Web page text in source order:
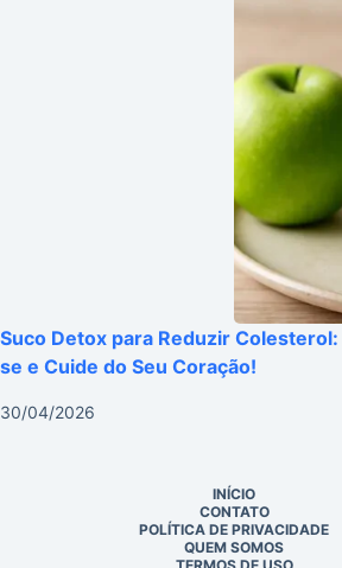
Suco Detox para Reduzir
se e Cuide do Seu Coração!
30/04/2026
INÍCIO
CONTATO
POLÍTICA DE PRIVACIDADE
QUEM SOMOS